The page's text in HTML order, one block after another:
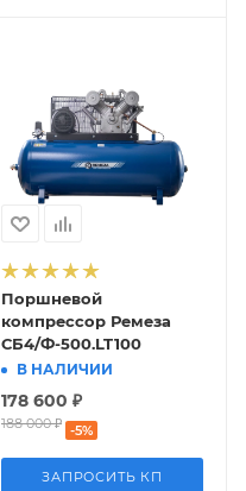
Поршневой
компрессор Ремеза
СБ4/Ф-500.LT100
В НАЛИЧИИ
178 600 ₽
188 000₽ -5%
ЗАПРОСИТЬ КП